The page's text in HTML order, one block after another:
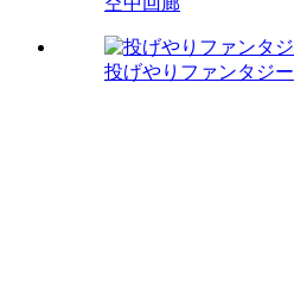
投げやりファンタジー